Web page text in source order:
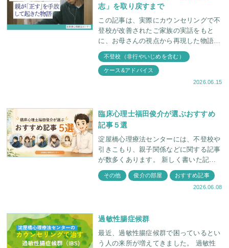
志」を取り戻すまで
この記事は、実際にカウンセリングで不
登校が改善されたご家族の実話をもと
に、お母さんの視点から再現した物語に
なっています。 「食事中はイヤフォン
を取りなさい」 夫がそう言った瞬間、
ガタン
不登校（非行やいじめを含む）
ケース&アドバイス
2026.06.15
臨床心理士福田俊介が選ぶおすすめ
記事５選
淀屋橋心理療法センターには、不登校や
引きこもり、親子関係などに関する記事
が数多くあります。 新しく書いた記事
のみでなく、過去に書かれた記事もぜひ
読んでいただきたいということで、今回
その他 俊介の部屋
おすすめ記事
2026.06.08
過敏性腸症候群
最近、過敏性腸症候群で困っているとい
う人の来所が増えてきました。 過敏性